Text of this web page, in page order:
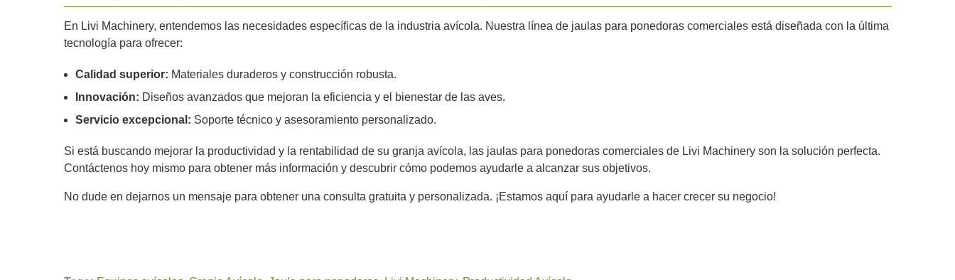
En Livi Machinery, entendemos las necesidades específicas de la industria avícola. Nuestra línea de jaulas para ponedoras comerciales está diseñada con la última
tecnología para ofrecer:
Calidad superior: Materiales duraderos y construcción robusta.
Innovación: Diseños avanzados que mejoran la eficiencia y el bienestar de las aves.
Servicio excepcional: Soporte técnico y asesoramiento personalizado.
Si está buscando mejorar la productividad y la rentabilidad de su granja avícola, las jaulas para ponedoras comerciales de Livi Machinery son la solución perfecta.
Contáctenos hoy mismo para obtener más información y descubrir cómo podemos ayudarle a alcanzar sus objetivos.
No dude en dejarnos un mensaje para obtener una consulta gratuita y personalizada. ¡Estamos aquí para ayudarle a hacer crecer su negocio!